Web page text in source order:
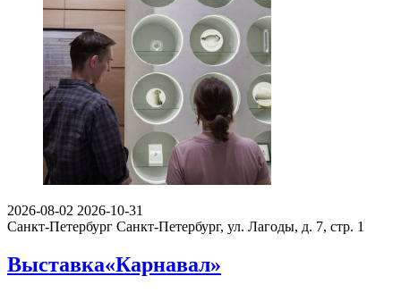
2026-08-02 2026-10-31
Санкт-Петербург Санкт-Петербург, ул. Лагоды, д. 7, стр. 1
Выставка«Карнавал»